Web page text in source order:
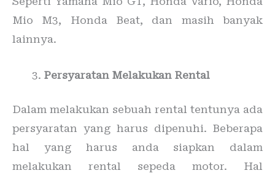
Mio M3, Honda Beat, dan masih banyak
lainnya.
Persyaratan Melakukan Rental
Dalam melakukan sebuah rental tentunya ada
persyaratan yang harus dipenuhi. Beberapa
hal yang harus anda siapkan dalam
melakukan rental sepeda motor. Hal